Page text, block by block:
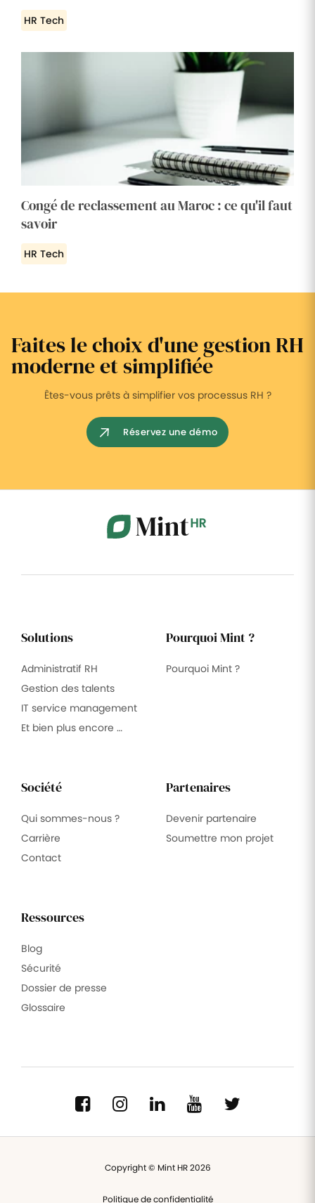
HR Tech
Congé de reclassement au Maroc : ce qu'il faut
savoir
HR Tech
Faites le choix d'une gestion RH
moderne et simplifiée
Êtes-vous prêts à simplifier vos processus RH ?
Réservez une démo
Solutions
Administratif RH
Gestion des talents
IT service management
Et bien plus encore …
Pourquoi Mint ?
Pourquoi Mint ?
Société
Qui sommes-nous ?
Carrière
Contact
Partenaires
Devenir partenaire
Soumettre mon projet
Ressources
Blog
Sécurité
Dossier de presse
Glossaire
Copyright © Mint HR 2026
Politique de confidentialité